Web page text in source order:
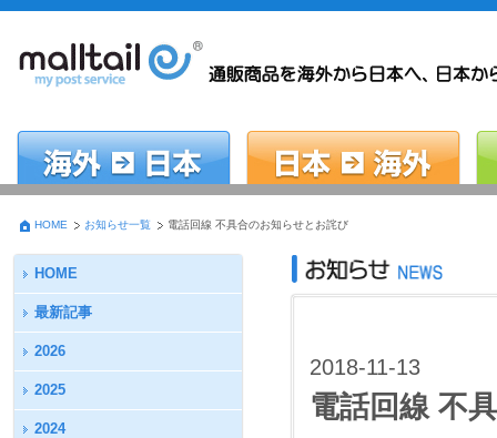
HOME お知らせ一覧 電話回線 不具合のお知らせとお詫び
HOME
最新記事
2026
2025
2024
2018-11-13
電話回線 不